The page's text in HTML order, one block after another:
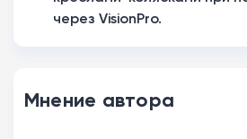
через VisionPro.
Мнение автора